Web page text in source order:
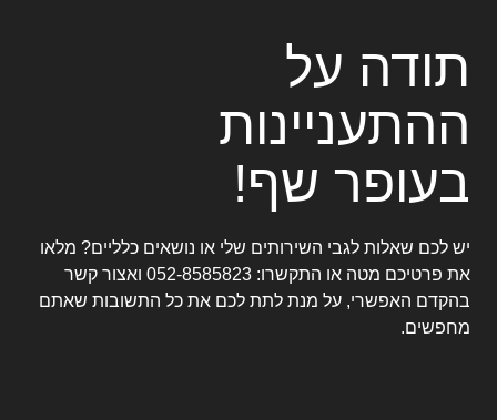
תודה על
ההתעניינות
בעופר שף!
יש לכם שאלות לגבי השירותים שלי או נושאים כלליים? מלאו
את פרטיכם מטה או התקשרו: 052-8585823 ואצור קשר
בהקדם האפשרי, על מנת לתת לכם את כל התשובות שאתם
מחפשים.